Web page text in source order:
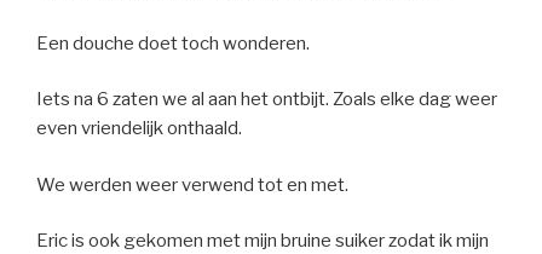
Een douche doet toch wonderen.
Iets na 6 zaten we al aan het ontbijt. Zoals elke dag weer
even vriendelijk onthaald.
We werden weer verwend tot en met.
Eric is ook gekomen met mijn bruine suiker zodat ik mijn